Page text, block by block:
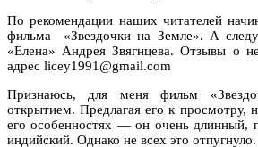
По рекомендации наших читателей
фильма «Звездочки на Земле». А
«Елена» Андрея Звягнцева. Отзывы о
адрес licey1991@gmail.com
Признаюсь, для меня фильм
открытием. Предлагая его к просмотру,
его особенностях — он очень длинный,
индийский. Однако не всех это отпугнуло.